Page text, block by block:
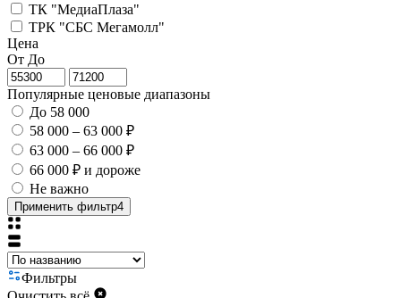
ТК "МедиаПлаза"
ТРК "СБС Мегамолл"
Цена
От До
Популярные ценовые диапазоны
До 58 000
58 000 – 63 000 ₽
63 000 – 66 000 ₽
66 000 ₽ и дороже
Не важно
Применить фильтр4
Фильтры